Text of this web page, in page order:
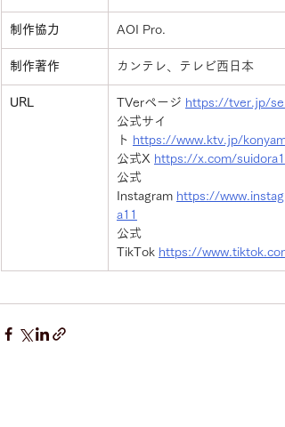
制作協力 AOI Pro.
制作著作 カンテレ、テレビ西日本
URL TVerページ https://tver.jp/
公式サイ
ト https://www.ktv.jp/
公式X https://x.com/suidora11
公式
Instagram https://
a11
公式
TikTok https://